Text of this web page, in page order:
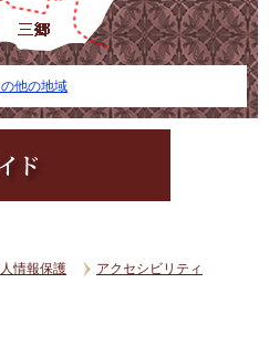
他の地域
情報保護 アクセシビリティ